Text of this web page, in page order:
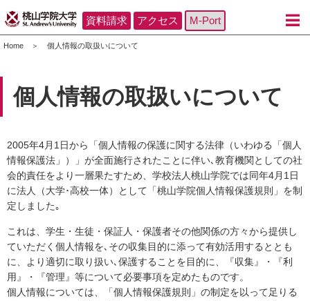
資料請求 アクセス M-Port
Home 個人情報の取扱いについて
個人情報の取扱いについて
2005年4月1日から「個人情報の保護に関する法律（いわゆる「個人
情報保護法」）」が全面施行されたことに伴い､教育機関としての社
会的責任をより一層果たすため、学校法人桃山学院では同年4月1日
に法人（大学･高校一体）として「桃山学院個人情報保護規則」を制
定しました｡
これは、学生・生徒・保証人・保護者その他関係の方々から提供し
ていただく個人情報を､その収集目的に添って有効活用するととも
に、より適切に取り扱い､保護することを目的に、『収集』・『利
用』・『管理』等について必要事項を定めたものです。
個人情報については、「個人情報保護規則」の制定を以って足りる